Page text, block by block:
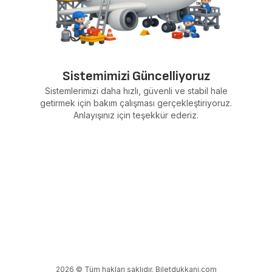
Sistemimizi Güncelliyoruz
Sistemlerimizi daha hızlı, güvenli ve stabil hale
getirmek için bakım çalışması gerçekleştiriyoruz.
Anlayışınız için teşekkür ederiz.
2026 © Tüm hakları saklıdır. Biletdukkani.com